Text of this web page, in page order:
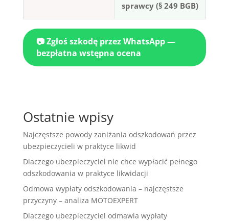
sprawcy (§ 249 BGB)
📷 Zgłoś szkodę przez WhatsApp —
bezpłatna wstępna ocena
Ostatnie wpisy
Najczęstsze powody zaniżania odszkodowań przez
ubezpieczycieli w praktyce likwid
Dlaczego ubezpieczyciel nie chce wypłacić pełnego
odszkodowania w praktyce likwidacji
Odmowa wypłaty odszkodowania – najczęstsze
przyczyny – analiza MOTOEXPERT
Dlaczego ubezpieczyciel odmawia wypłaty